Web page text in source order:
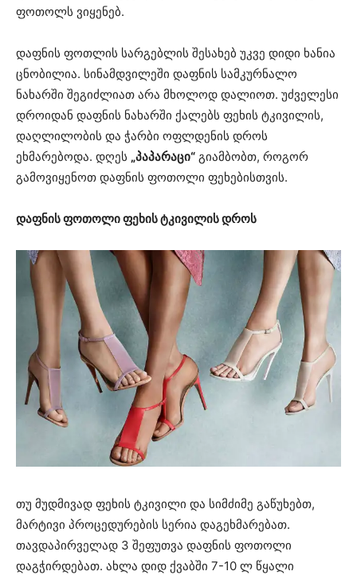
ფოთოლს ვიყენებ.
დაფნის ფოთლის სარგებლის შესახებ უკვე დიდი ხანია
ცნობილია. სინამდვილეში დაფნის სამკურნალო
ნახარში შეგიძლიათ არა მხოლოდ დალიოთ. უძველესი
დროიდან დაფნის ნახარში ქალებს ფეხის ტკივილის,
დაღლილობის და ჭარბი ოფლდენის დროს
ეხმარებოდა. დღეს „პაპარაცი“ გიამბობთ, როგორ
გამოვიყენოთ დაფნის ფოთოლი ფეხებისთვის.
დაფნის ფოთოლი ფეხის ტკივილის დროს
თუ მუდმივად ფეხის ტკივილი და სიმძიმე გაწუხებთ,
მარტივი პროცედურების სერია დაგეხმარებათ.
თავდაპირველად 3 შეფუთვა დაფნის ფოთოლი
დაგჭირდებათ. ახლა დიდ ქვაბში 7-10 ლ წყალი